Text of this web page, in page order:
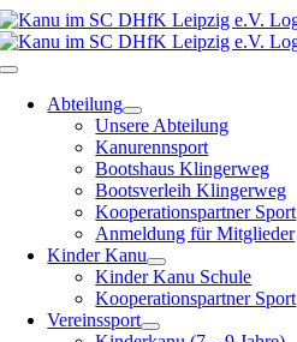
Zum
Inhalt
springen
Toggle
NavigationAbteilung
Unsere Abteilung
Kanurennsport
Bootshaus Klingerweg
Bootsverleih Klingerweg
Kooperationspartner Sport
Anmeldung für Mitglieder
Kinder Kanu
Kinder Kanu Schule
Kooperationspartner Sport
Vereinssport